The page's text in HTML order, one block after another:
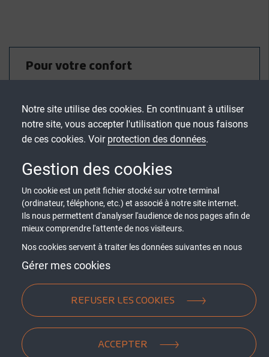
Pour votre confort
confort domestique est essentiel. C'est pourquoi nos
portes blindées allient isolation thermique et
acoustique supérieure à une protection robuste.
sécurité mais aussi un confort optimal, permettant
ainsi une intégration sans compromis entre bien-être
et résistance aux effractions.
Pourquoi choisir une porte Picard
Serrures ?
Depuis plus de 300 ans, Picard Serrures est un acteur
incontournable de la sécurité des portes d'entrée. Nos
Notre site utilise des cookies. En continuant à utiliser
notre site, vous accepter l'utilisation que nous faisons
de ces cookies. Voir protection des données.
Gestion des cookies
Un cookie est un petit fichier stocké sur votre terminal
(ordinateur, téléphone, etc.) et associé à notre site internet.
Ils nous permettent d'analyser l'audience de nos pages afin de
mieux comprendre l'attente de nos visiteurs.
Nos cookies servent à traiter les données suivantes en nous
basant sur votre consentement et/ou notre intérêt légitime :
contenus personnalisés, mesure de performance du contenu,
données d’audience, ...
Gérer mes cookies
REFUSER LES COOKIES
ACCEPTER